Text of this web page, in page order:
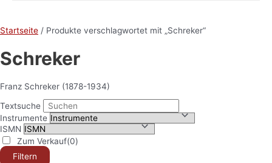
Startseite / Produkte verschlagwortet mit „Schreker“
Schreker
Franz Schreker (1878-1934)
Textsuche
Instrumente
ISMN
Zum Verkauf(0)
Filtern